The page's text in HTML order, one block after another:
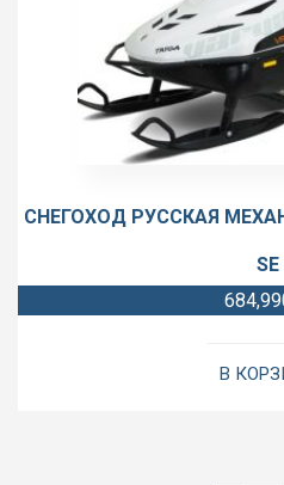
СНЕГОХОД РУССКАЯ
SE
В